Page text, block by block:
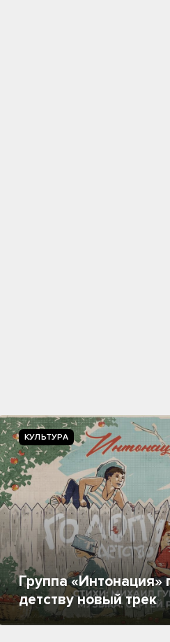
КУЛЬТУРА
Группа «Интонация»
детству новый трек